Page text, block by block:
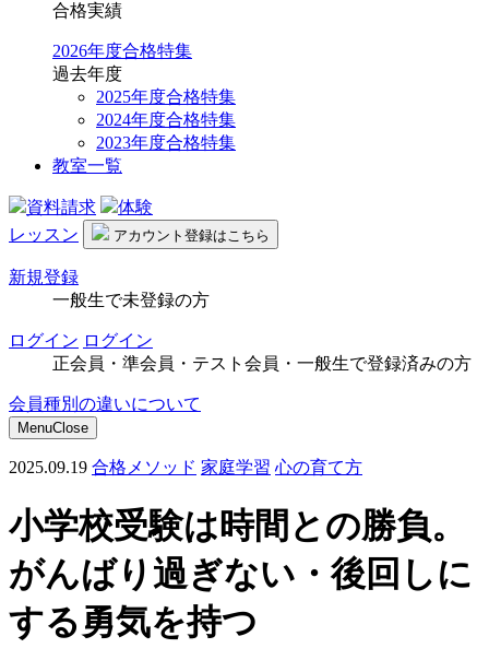
合格実績
2026年度合格特集
過去年度
2025年度合格特集
2024年度合格特集
2023年度合格特集
教室一覧
資料請求
体験
レッスン
アカウント 登録はこちら
新規登録
一般生で未登録の方
ログイン ログイン
正会員・準会員・テスト会員・一般生で登録済みの方
会員種別の違いについて
MenuClose
2025.09.19 合格メソッド 家庭学習 心の育て方
小学校受験は時間との勝負。
がんばり過ぎない・後回しに
する勇気を持つ